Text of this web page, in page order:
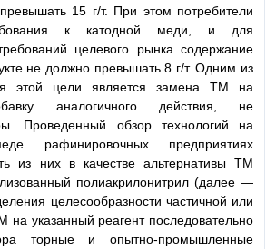
15 г/т. При этом потребители
к катодной меди, и для
целевого рынка содержание
не должно превышать 8 г/т. Одним из
этой цели является замена ТМ на
аналогичного действия, не
Проведенный обзор технологий на
рафинировочных предприятиях
из них в качестве альтернативы ТМ
полиакрилонитрил (далее —
целесообразности частичной или
указанный реагент последовательно
торные и опытно-промышленные